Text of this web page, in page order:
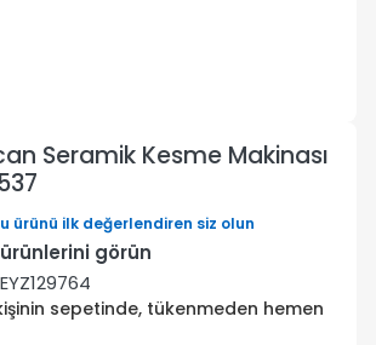
Seramik Kesme Makinası
ürünü ilk değerlendiren siz olun
ürünlerini görün
sepetinde, tükenmeden hemen